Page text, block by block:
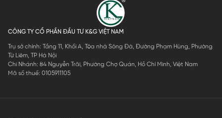
CÔNG TY CỔ PHẦN ĐẦU TƯ K&G VIỆT NAM
Trụ sở chính: Tầng 11, Khối A, Tòa nhà Sông Đà, Đường Phạm Hùng, Phường
Từ Liêm, TP Hà Nội
Chi Nhánh: 84 Nguyễn Trãi, Phường Chợ Quán, Hồ Chí Minh, Việt Nam
Mã số thuế: 0105911105